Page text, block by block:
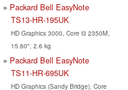
Packard Bell EasyNote
TS13-HR-195UK
HD Graphics 3000, Core i3 2350M,
15.60", 2.6 kg
Packard Bell EasyNote
TS11-HR-695UK
HD Graphics (Sandy Bridge), Core